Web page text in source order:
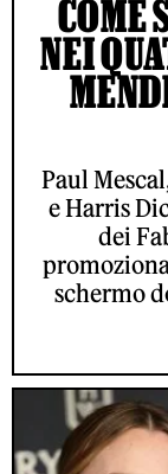
COME
NEI
Paul
e Harris
dei
schermo